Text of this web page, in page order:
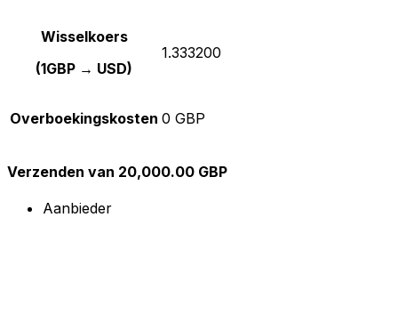
Wisselkoers
(1GBP → USD)
1.333200
Overboekingskosten 0 GBP
Verzenden van 20,000.00 GBP
Aanbieder